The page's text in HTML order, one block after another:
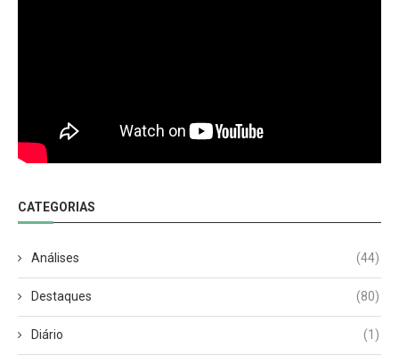
CATEGORIAS
Análises (44)
Destaques (80)
Diário (1)